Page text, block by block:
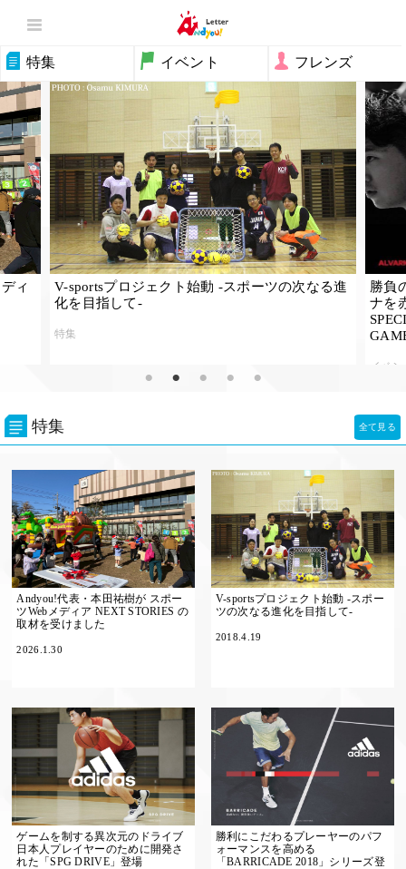
特集 イベント フレンズ
V-sportsプロジェクト始動 -スポーツの次なる進
化を目指して-
勝負のユ
ナを赤く
GAME -
イベント
特集 全て見る
Andyou!代表・本田祐樹が スポー
ツWebメディア NEXT STORIES の
取材を受けました
2026.1.30
V-sportsプロジェクト始動 -スポー
ツの次なる進化を目指して-
2018.4.19
ゲームを制する異次元のドライブ
日本人プレイヤーのために開発さ
れた「SPG DRIVE」登場
勝利にこだわるプレーヤーのパフ
ォーマンスを高める
「BARRICADE 2018」シリーズ登